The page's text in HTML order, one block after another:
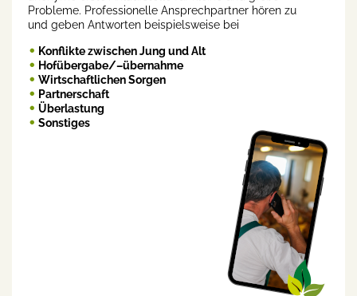
Probleme. Professionelle Ansprechpartner hören zu
und geben Antworten beispielsweise bei
Konflikte zwischen Jung und Alt
Hofübergabe/–übernahme
Wirtschaftlichen Sorgen
Partnerschaft
Überlastung
Sonstiges